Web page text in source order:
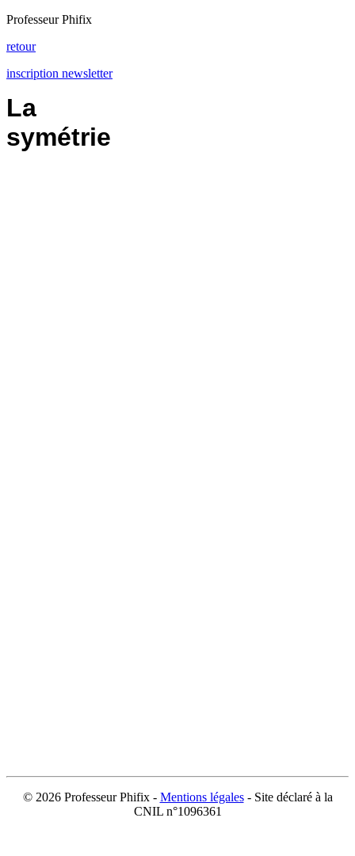
Professeur Phifix
retour
inscription newsletter
La
symétrie
© 2026 Professeur Phifix - Mentions légales- Site déclaré à la
CNIL n°1096361